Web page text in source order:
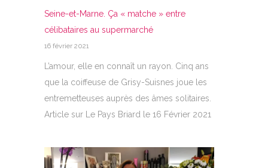
Seine-et-Marne. Ça « matche » entre
célibataires au supermarché
16 février 2021
L’amour, elle en connaît un rayon. Cinq ans
que la coiffeuse de Grisy-Suisnes joue les
entremetteuses auprès des âmes solitaires.
Article sur Le Pays Briard le 16 Février 2021